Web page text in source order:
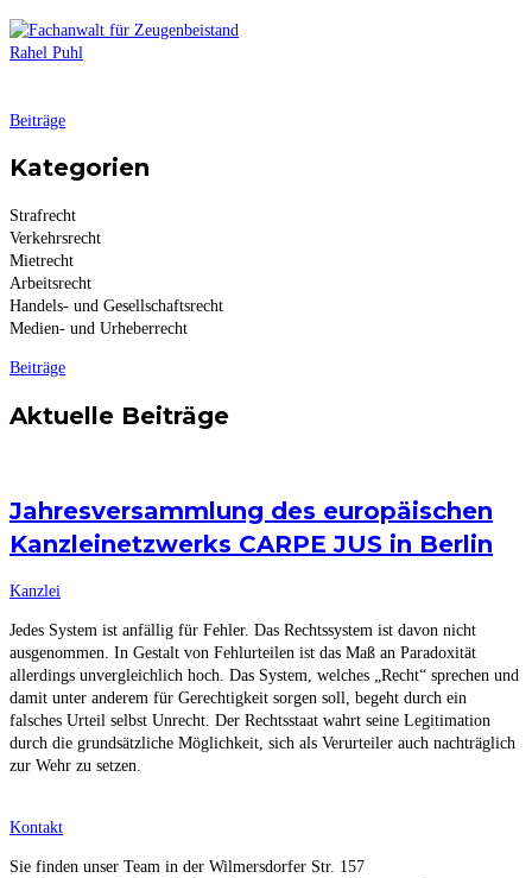
Rahel Puhl
Beiträge
Kategorien
Strafrecht
Verkehrsrecht
Mietrecht
Arbeitsrecht
Handels- und Gesellschaftsrecht
Medien- und Urheberrecht
Beiträge
Aktuelle Beiträge
Jahresversammlung des europäischen
Kanzleinetzwerks CARPE JUS in Berlin
Kanzlei
Jedes System ist anfällig für Fehler. Das Rechtssystem ist davon nicht
ausgenommen. In Gestalt von Fehlurteilen ist das Maß an Paradoxität
allerdings unvergleichlich hoch. Das System, welches „Recht“ sprechen und
damit unter anderem für Gerechtigkeit sorgen soll, begeht durch ein
falsches Urteil selbst Unrecht. Der Rechtsstaat wahrt seine Legitimation
durch die grundsätzliche Möglichkeit, sich als Verurteiler auch nachträglich
zur Wehr zu setzen.
Kontakt
Sie finden unser Team in der Wilmersdorfer Str. 157